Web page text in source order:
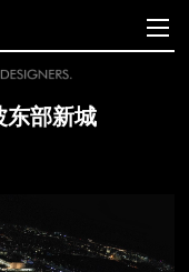
东部新城